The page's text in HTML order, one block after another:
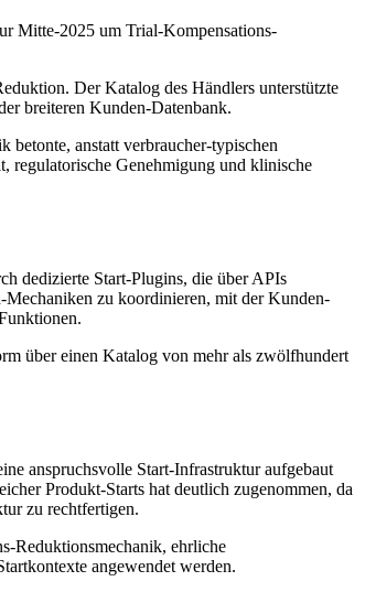
Mitte-2025 um Trial-Kompensations-
Der Katalog des Händlers unterstützte
breiteren Kunden-Datenbank.
anstatt verbraucher-typischen
regulatorische Genehmigung und klinische
dedizierte Start-Plugins, die über APIs
zu koordinieren, mit der Kunden-
über einen Katalog von mehr als zwölfhundert
anspruchsvolle Start-Infrastruktur aufgebaut
Produkt-Starts hat deutlich zugenommen, da
zu rechtfertigen.
Reduktionsmechanik, ehrliche
angewendet werden.